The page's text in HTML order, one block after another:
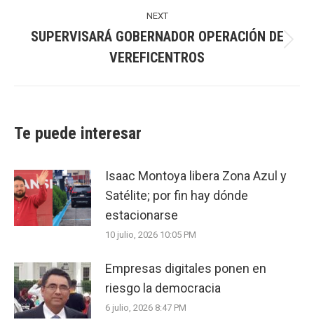
NEXT
post:
SUPERVISARÁ GOBERNADOR OPERACIÓN DE
VEREFICENTROS
Te puede interesar
Isaac Montoya libera Zona Azul y
Satélite; por fin hay dónde
estacionarse
10 julio, 2026 10:05 PM
Empresas digitales ponen en
riesgo la democracia
6 julio, 2026 8:47 PM